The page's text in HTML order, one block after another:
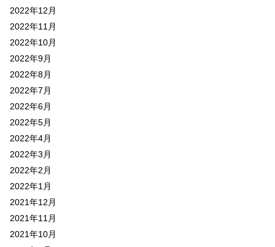
2022年12月
2022年11月
2022年10月
2022年9月
2022年8月
2022年7月
2022年6月
2022年5月
2022年4月
2022年3月
2022年2月
2022年1月
2021年12月
2021年11月
2021年10月